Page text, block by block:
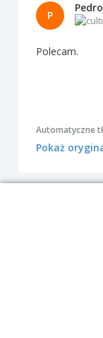
P
Polecam.
Automatyczne
Pokaż